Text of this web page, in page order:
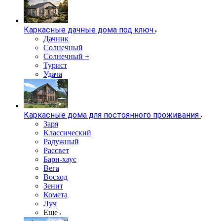
Каркасные дачные дома под ключ
Дачник
Солнечный
Солнечный +
Турист
Удача
Каркасные дома для постоянного проживания
Заря
Классический
Радужный
Рассвет
Барн-хаус
Вега
Восход
Зенит
Комета
Луч
Еще